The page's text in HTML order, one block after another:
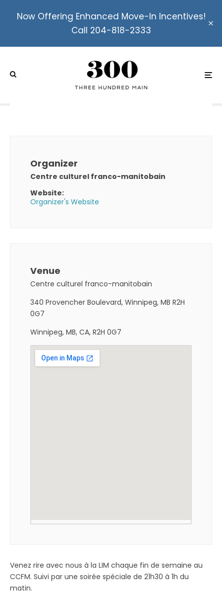
Now Offering Enhanced Move-In Incentives!
Call 204-818-2333
FINALE de la LIM (suivi
d’une soirée spéciale)
Organizer
Centre culturel franco-manitobain
Website:
Organizer's Website
Venue
Centre culturel franco-manitobain
340 Provencher Boulevard, Winnipeg, MB R2H
0G7
Winnipeg, MB, CA, R2H 0G7
Venez rire avec nous à la LIM chaque fin de semaine au
CCFM. Suivi par une soirée spéciale de 21h30 à 1h du
matin.